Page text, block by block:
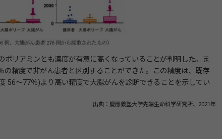
リアミンとも濃度が有意に高くなっていることが判明した。ま
精度で非がん患者と区別することができた。この精度は、既存
56～77％)より高い精度で大腸がんを診断できることを示してい
出典：慶應義塾大学先端生命科学研究所、2021年